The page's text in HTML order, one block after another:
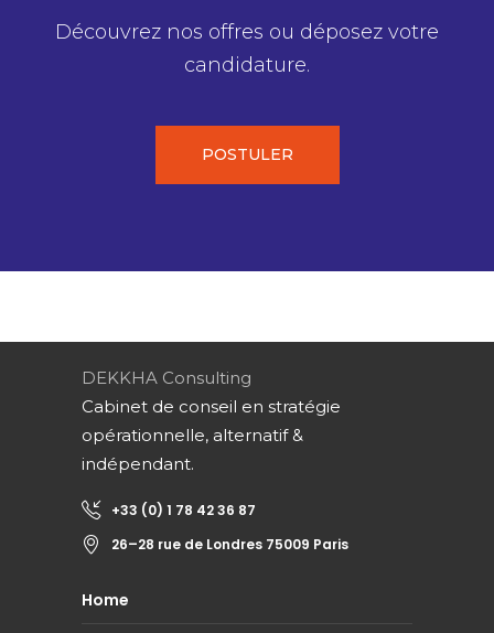
Découvrez nos offres ou déposez votre
candidature.
POSTULER
DEKKHA Consulting
Cabinet de conseil en stratégie
opérationnelle, alternatif &
indépendant.
+33 (0) 1 78 42 36 87
26–28 rue de Londres 75009 Paris
Home